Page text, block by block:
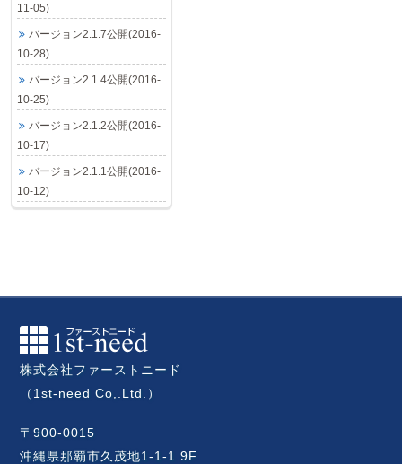
11-05)
バージョン2.1.7公開(2016-
10-28)
バージョン2.1.4公開(2016-
10-25)
バージョン2.1.2公開(2016-
10-17)
バージョン2.1.1公開(2016-
10-12)
株式会社ファーストニード
（1st-need Co,.Ltd.）
〒900-0015
沖縄県那覇市久茂地1-1-1 9F